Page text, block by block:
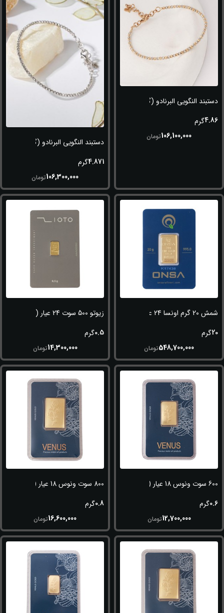
دستبند النگویی البرنادو (گوی سفید-طلایی)
4.86گرم
106,100,000تومان
دستبند النگویی البرنادو (گوی سفید)
4.871گرم
106,300,000تومان
شمش 20 گرم اونسا 24 عیار (995)
20گرم
548,700,000تومان
زیوتو 500 سوت 24 عیار (995)
0.5گرم
14,300,000تومان
600 سوت ونوس 18 عیار (750)
0.6گرم
12,700,000تومان
800 سوت ونوس 18 عیار (750)
0.8گرم
16,600,000تومان